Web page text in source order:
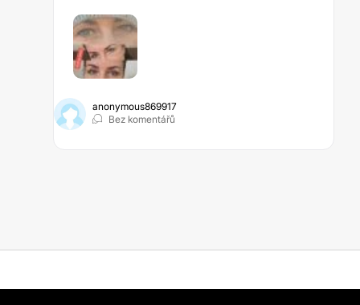
anonymous869917
Bez komentářů